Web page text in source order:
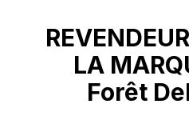
LA
Forêt